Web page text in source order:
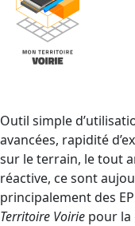
Outil simple
avancées, rapidité
sur le terrain, le tout
réactive, ce sont
principalement des
Territoire Voirie pour la